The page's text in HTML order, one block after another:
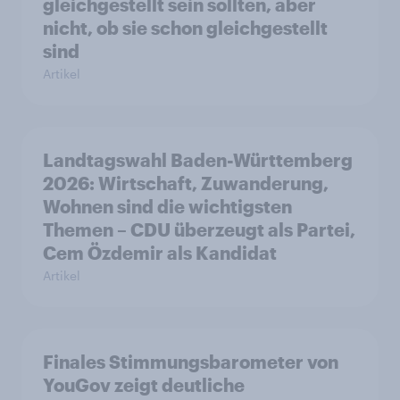
gleichgestellt sein sollten, aber
nicht, ob sie schon gleichgestellt
sind
Artikel
Landtagswahl Baden-Württemberg
2026: Wirtschaft, Zuwanderung,
Wohnen sind die wichtigsten
Themen – CDU überzeugt als Partei,
Cem Özdemir als Kandidat
Artikel
Finales Stimmungsbarometer von
YouGov zeigt deutliche